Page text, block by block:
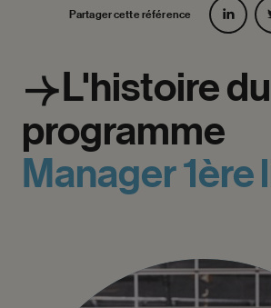
Partager cette référence
L'histoiredu
programme
Manager1ère